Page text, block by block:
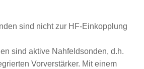
sind nicht zur HF-Einkopplung
sind aktive Nahfeldsonden, d.h.
Vorverstärker. Mit einem